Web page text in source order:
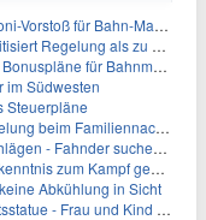
für Bahn-Manager
Regelung als zu streng
für Bahnmanager
im Südwesten
Steuerpläne
Familiennachzug als zu streng
Fahnder suchen Autofahrer
gegen Antisemitismus an
Abkühlung in Sicht
- Frau und Kind sterben